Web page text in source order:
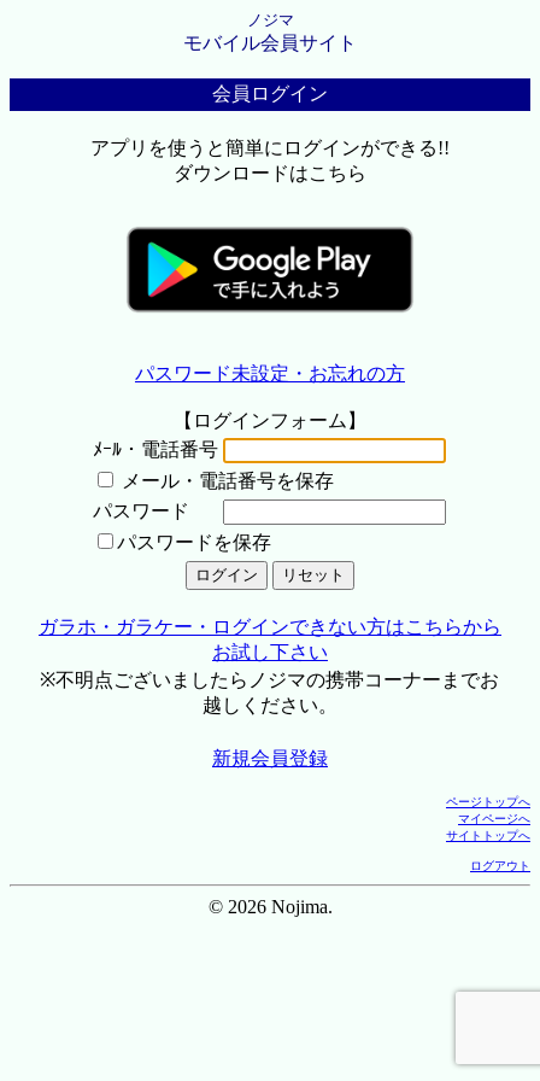
ノジマ
モバイル会員サイト
会員ログイン
アプリを使うと簡単にログインができる!!
ダウンロードはこちら
パスワード未設定・お忘れの方
【ログインフォーム】
ﾒｰﾙ・電話番号
メール・電話番号を保存
パスワード
パスワードを保存
ガラホ・ガラケー・ログインできない方はこちらから
お試し下さい
※不明点ございましたらノジマの携帯コーナーまでお
越しください。
新規会員登録
ページトップへ
マイページへ
サイトトップへ
ログアウト
© 2026 Nojima.